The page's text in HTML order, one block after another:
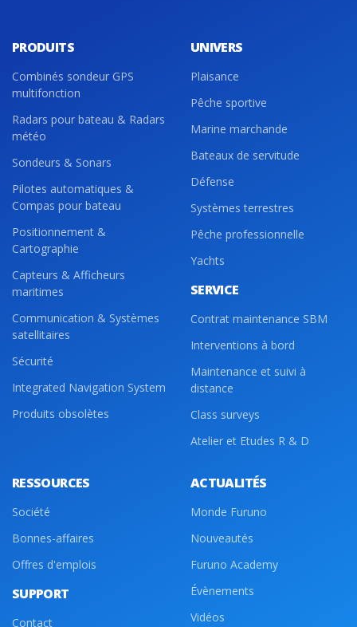
PRODUITS
Combinés sondeur GPS
multifonction
Radars pour bateau & Radars
météo
Sondeurs & Sonars
Pilotes automatiques &
Compas pour bateau
Positionnement &
Cartographie
Capteurs & Afficheurs
maritimes
Communication & Systèmes
satellitaires
Sécurité
Integrated Navigation System
Produits obsolètes
UNIVERS
Plaisance
Pêche sportive
Marine marchande
Bateaux de servitude
Défense
Systèmes terrestres
Pêche professionnelle
Yachts
SERVICE
Contrat maintenance SBM
Interventions à bord
Maintenance et suivi à
distance
Class surveys
Atelier et Etudes R & D
RESSOURCES
Société
Bonnes-affaires
Offres d'emplois
SUPPORT
Contact
ACTUALITÉS
Monde Furuno
Nouveautés
Furuno Academy
Évènements
Vidéos